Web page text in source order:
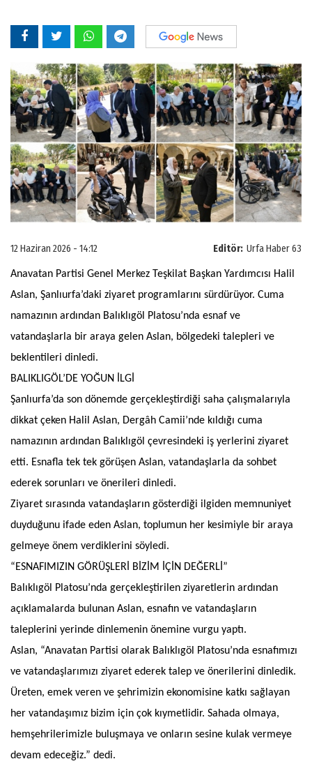
Editör: Urfa Haber 63
12 Haziran 2026 - 14:12
Anavatan Partisi Genel Merkez Teşkilat Başkan Yardımcısı Halil
Aslan, Şanlıurfa’daki ziyaret programlarını sürdürüyor. Cuma
namazının ardından Balıklıgöl Platosu’nda esnaf ve
vatandaşlarla bir araya gelen Aslan, bölgedeki talepleri ve
beklentileri dinledi.
BALIKLIGÖL’DE YOĞUN İLGİ
Şanlıurfa’da son dönemde gerçekleştirdiği saha çalışmalarıyla
dikkat çeken Halil Aslan, Dergâh Camii’nde kıldığı cuma
namazının ardından Balıklıgöl çevresindeki iş yerlerini ziyaret
etti. Esnafla tek tek görüşen Aslan, vatandaşlarla da sohbet
ederek sorunları ve önerileri dinledi.
Ziyaret sırasında vatandaşların gösterdiği ilgiden memnuniyet
duyduğunu ifade eden Aslan, toplumun her kesimiyle bir araya
gelmeye önem verdiklerini söyledi.
“ESNAFIMIZIN GÖRÜŞLERİ BİZİM İÇİN DEĞERLİ”
Balıklıgöl Platosu’nda gerçekleştirilen ziyaretlerin ardından
açıklamalarda bulunan Aslan, esnafın ve vatandaşların
taleplerini yerinde dinlemenin önemine vurgu yaptı.
Aslan, “Anavatan Partisi olarak Balıklıgöl Platosu’nda esnafımızı
ve vatandaşlarımızı ziyaret ederek talep ve önerilerini dinledik.
Üreten, emek veren ve şehrimizin ekonomisine katkı sağlayan
her vatandaşımız bizim için çok kıymetlidir. Sahada olmaya,
hemşehrilerimizle buluşmaya ve onların sesine kulak vermeye
devam edeceğiz.” dedi.